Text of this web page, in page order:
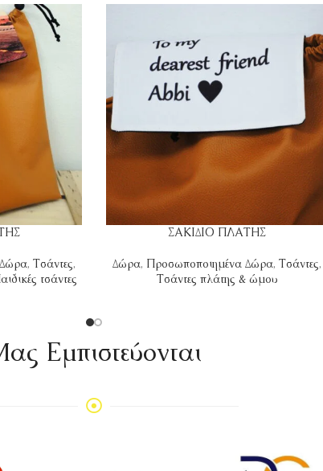
,Τσάντες,
τσάντες
ΣΑΚΙΔΙΟ ΠΛΑΤΗΣ
Δώρα, Προσωποποιημένα Δώρα, Τσάντες,
Τσάντες πλάτης & ώμου
Εμπιστεύονται